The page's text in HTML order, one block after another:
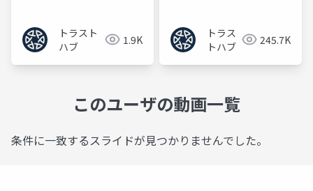
トラスト
ハブ
1.9K
トラス
トハブ
245.7K
このユーザの動画一覧
条件に一致するスライドが見つかりませんでした。